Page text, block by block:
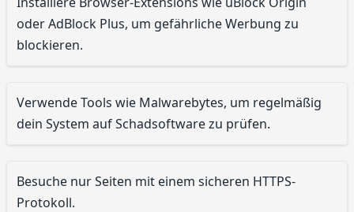
oder AdBlock Plus, um gefährliche Werbung zu
blockieren.
Verwende Tools wie Malwarebytes, um regelmäßig
dein System auf Schadsoftware zu prüfen.
Besuche nur Seiten mit einem sicheren HTTPS-
Protokoll.